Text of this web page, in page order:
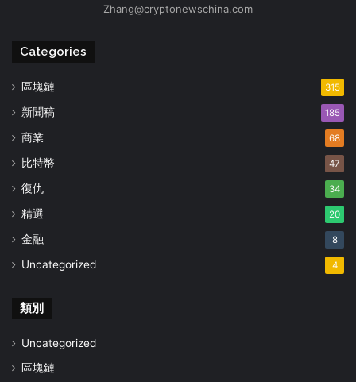
Zhang@cryptonewschina.com
Categories
區塊鏈 315
新聞稿 185
商業 68
比特幣 47
復仇 34
精選 20
金融 8
Uncategorized 4
類別
Uncategorized
區塊鏈